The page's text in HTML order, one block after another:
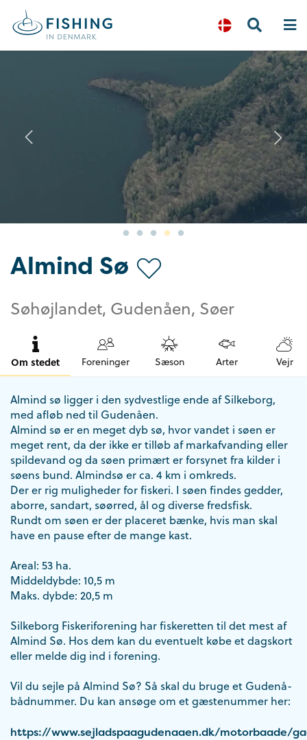
Previous
Almind Sø
Søhøjlandet, Gudenåen, Søer
Om stedet Foreninger Sæson Arter Vejr
Almind sø ligger i den sydvestlige ende af Silkeborg,
med afløb ned til Gudenåen.
Almind sø er en meget dyb sø, hvor vandet i søen er
meget rent, da der ikke er tilløb af markafvanding eller
spildevand og da søen primært er forsynet fra kilder i
søens bund. Almindsø er ca. 4 km i omkreds.
Der er rig muligheder for fiskeri. I søen findes gedder,
aborre, sandart, søørred, ål og diverse fredsfisk.
Rundt om søen er der placeret bænke, hvis man skal
have en pause efter de mange kast.
Areal: 53 ha.
Middeldybde: 10,5 m
Maks. dybde: 20,5 m
Silkeborg Fiskeriforening har fiskeretten til det mest af
Almind Sø. Hos dem kan du eventuelt købe et dagskort
eller melde dig ind i forening.
Vil du sejle på Almind Sø? Så skal du bruge et Gudenå-
bådnummer. Du kan ansøge om et gæstenummer her:
https://www.sejladspaagudenaaen.dk/motorbaade/